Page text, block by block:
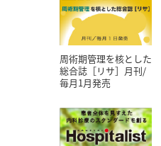
周術期管理を核とした
総合誌［リサ］月刊/
毎月1月発売